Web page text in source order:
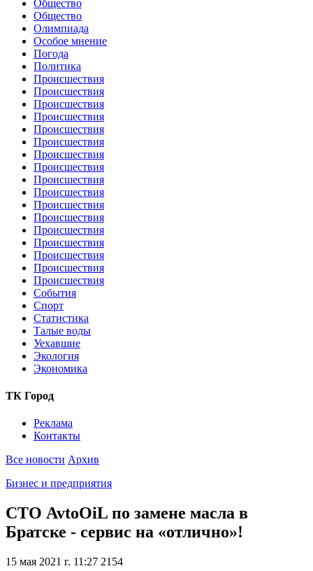
Общество
Общество
Олимпиада
Особое мнение
Погода
Политика
Происшествия
Происшествия
Происшествия
Происшествия
Происшествия
Происшествия
Происшествия
Происшествия
Происшествия
Происшествия
Происшествия
Происшествия
Происшествия
Происшествия
Происшествия
Происшествия
Происшествия
События
Спорт
Статистика
Талые воды
Уехавшие
Экология
Экономика
ТК Город
Реклама
Контакты
Все новости Архив
Бизнес и предприятия
СТО AvtoOiL по замене масла в
Братске - сервис на «отлично»!
15 мая 2021 г. 11:27 2154